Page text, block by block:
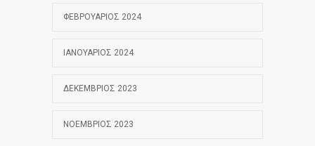
ΦΕΒΡΟΥΆΡΙΟΣ 2024
ΙΑΝΟΥΆΡΙΟΣ 2024
ΔΕΚΈΜΒΡΙΟΣ 2023
ΝΟΈΜΒΡΙΟΣ 2023